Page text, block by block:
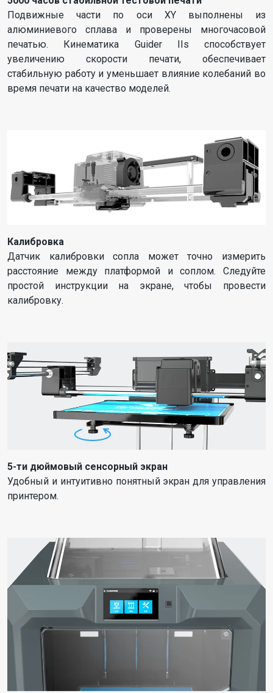
Подвижные части по оси XY выполнены из
алюминиевого сплава и проверены многочасовой
печатью. Кинематика Guider IIs способствует
увеличению скорости печати, обеспечивает
стабильную работу и уменьшает влияние колебаний во
время печати на качество моделей.
Калибровка
Датчик калибровки сопла может точно измерить
расстояние между платформой и соплом. Следуйте
простой инструкции на экране, чтобы провести
калибровку.
5-ти дюймовый сенсорный экран
Удобный и интуитивно понятный экран для управления
принтером.